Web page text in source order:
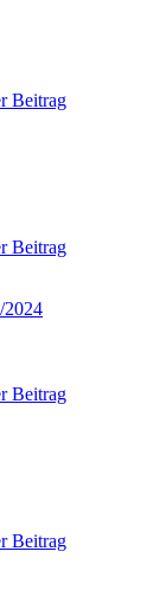
Beitrag
Beitrag
2024
Beitrag
Beitrag